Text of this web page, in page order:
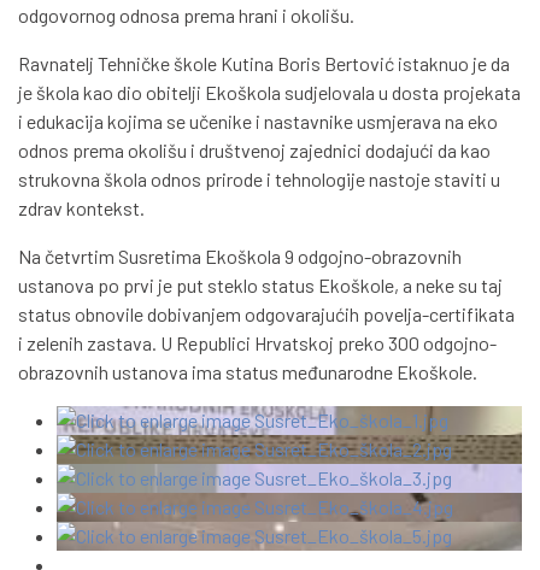
odgovornog odnosa prema hrani i okolišu.
Ravnatelj Tehničke škole Kutina Boris Bertović istaknuo je da
je škola kao dio obitelji Ekoškola sudjelovala u dosta projekata
i edukacija kojima se učenike i nastavnike usmjerava na eko
odnos prema okolišu i društvenoj zajednici dodajući da kao
strukovna škola odnos prirode i tehnologije nastoje staviti u
zdrav kontekst.
Na četvrtim Susretima Ekoškola 9 odgojno-obrazovnih
ustanova po prvi je put steklo status Ekoškole, a neke su taj
status obnovile dobivanjem odgovarajućih povelja-certifikata
i zelenih zastava. U Republici Hrvatskoj preko 300 odgojno-
obrazovnih ustanova ima status međunarodne Ekoškole.